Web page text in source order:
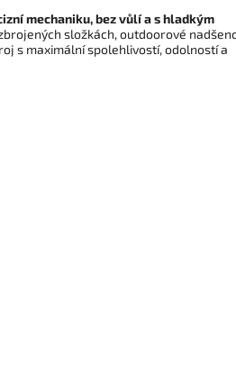
mechaniku, bez vůlí a s hladkým
složkách, outdoorové
s maximální spolehlivostí, odolností a